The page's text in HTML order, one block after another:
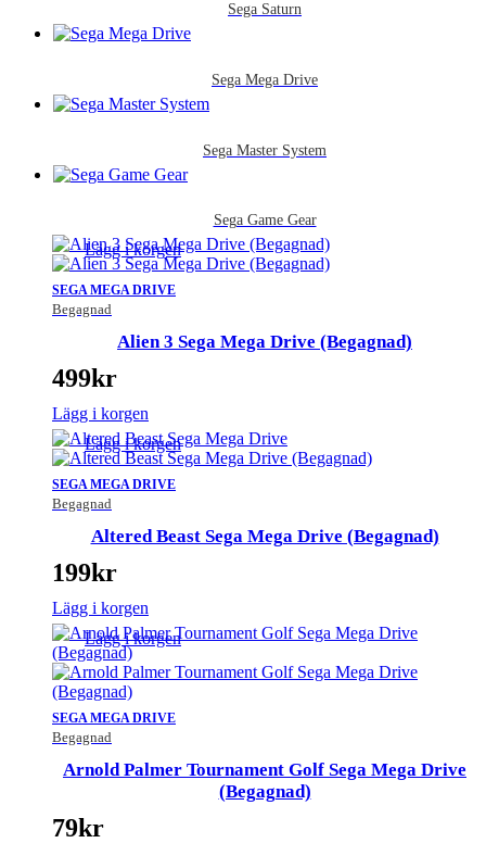
Sega Saturn
Sega Mega Drive
Sega Master System
Sega Game Gear
SEGA MEGA DRIVE
Begagnad
Lägg i korgen
Alien 3 Sega Mega Drive (Begagnad)
499kr
Lägg i korgen
SEGA MEGA DRIVE
Begagnad
Lägg i korgen
Altered Beast Sega Mega Drive (Begagnad)
199kr
Lägg i korgen
SEGA MEGA DRIVE
Begagnad
Lägg i korgen
Arnold Palmer Tournament Golf Sega Mega Drive
(Begagnad)
79kr